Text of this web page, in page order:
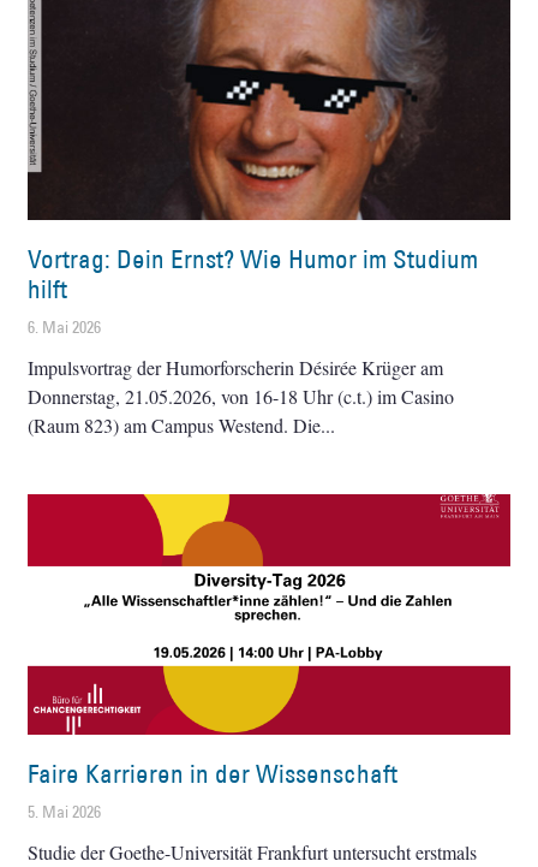
Vortrag: Dein Ernst? Wie Humor im Studium
hilft
6. Mai 2026
Impulsvortrag der Humorforscherin Désirée Krüger am
Donnerstag, 21.05.2026, von 16-18 Uhr (c.t.) im Casino
(Raum 823) am Campus Westend. Die
Faire Karrieren in der Wissenschaft
5. Mai 2026
Studie der Goethe-Universität Frankfurt untersucht erstmals